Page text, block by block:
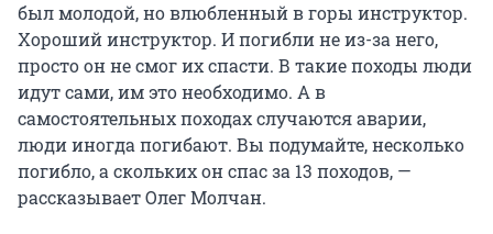
был молодой, но влюбленный в горы инструктор.
Хороший инструктор. И погибли не из-за него,
просто он не смог их спасти. В такие походы люди
идут сами, им это необходимо. А в
самостоятельных походах случаются аварии,
люди иногда погибают. Вы подумайте, несколько
погибло, а скольких он спас за 13 походов, —
рассказывает Олег Молчан.